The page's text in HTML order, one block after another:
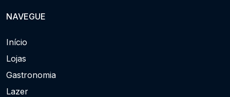
NAVEGUE
Início
Lojas
Gastronomia
Lazer